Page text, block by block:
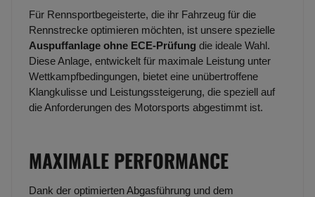
Für Rennsportbegeisterte, die ihr Fahrzeug für die
Rennstrecke optimieren möchten, ist unsere spezielle
Auspuffanlage ohne ECE-Prüfung die ideale Wahl.
Diese Anlage, entwickelt für maximale Leistung unter
Wettkampfbedingungen, bietet eine unübertroffene
Klangkulisse und Leistungssteigerung, die speziell auf
die Anforderungen des Motorsports abgestimmt ist.
MAXIMALE PERFORMANCE
Dank der optimierten Abgasführung und dem